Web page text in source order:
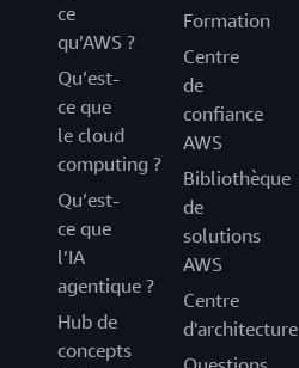
ce
qu’AWS ?
Qu’est-
ce que
le cloud
computing ?
Qu’est-
ce que
l’IA
agentique ?
Hub de
concepts
Formation
Centre
de
confiance
AWS
Bibliothèque
de
solutions
AWS
Centre
d'architecture